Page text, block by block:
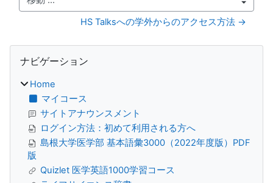
移動 ...
HS Talksへの学外からのアクセス方法 →
ブロック
ナビゲーション
Home
マイコース
サイトアナウンスメント
ログイン方法：初めて利用される方へ
島根大学医学部 基本語彙3000（2022年度版）PDF
版
Quizlet 医学英語1000学習コース